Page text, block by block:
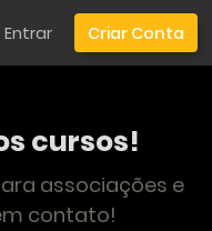
Entrar Criar Conta
cursos!
associações e
contato!